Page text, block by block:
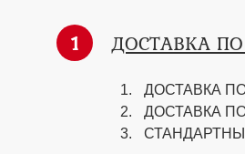
1 ДОСТАВКА
ДОСТАВКА
ДОСТАВКА ПО